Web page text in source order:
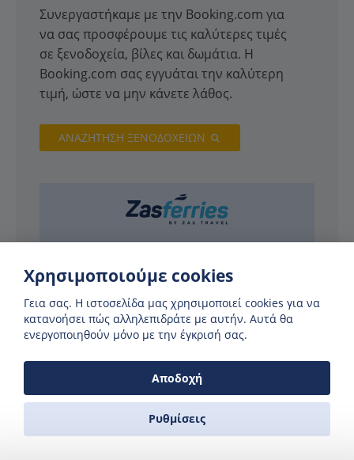
Συνεργαστήκαμε με την Booking.com για
να σας προσφέρουμε τις καλύτερες τιμές
σε ξενοδοχεία, βίλες και δωμάτια. Η
Booking.com σας εγγυάται την καλύτερη
τιμή, ώστε να μην κάνετε λάθος.
ΑΝΑΖΗΤΗΣΗ ΞΕΝΟΔΟΧΕΙΩΝ
Χρησιμοποιούμε cookies
Γεια σας. H ιστοσελίδα μας χρησιμοποιεί cookies για να
κατανοήσει πώς αλληλεπιδράτε με αυτήν. Αυτά θα
ενεργοποιηθούν μόνο με την έγκρισή σας.
Αποδοχή
Ρυθμίσεις